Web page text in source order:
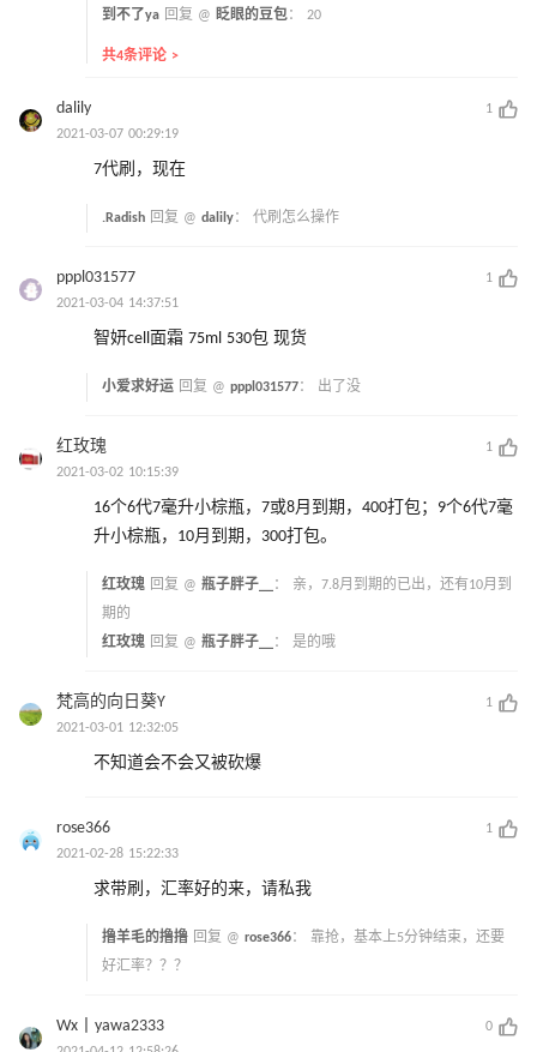
到不了ya 回复 @ 眨眼的豆包： 20
共4条评论 >
dalily
1
2021-03-07 00:29:19
7代刷，现在
.Radish 回复 @ dalily： 代刷怎么操作
pppl031577
1
2021-03-04 14:37:51
智妍cell面霜 75ml 530包 现货
小爱求好运 回复 @ pppl031577： 出了没
红玫瑰
1
2021-03-02 10:15:39
16个6代7毫升小棕瓶，7或8月到期，400打包；9个6代7毫
升小棕瓶，10月到期，300打包。
红玫瑰 回复 @ 瓶子胖子__ ： 亲，7.8月到期的已出，还有10月到
期的
红玫瑰 回复 @ 瓶子胖子__ ： 是的哦
梵高的向日葵Y
1
2021-03-01 12:32:05
不知道会不会又被砍爆
rose366
1
2021-02-28 15:22:33
求带刷，汇率好的来，请私我
撸羊毛的撸撸 回复 @ rose366： 靠抢，基本上5分钟结束，还要
好汇率？？？
Wx丨yawa2333
0